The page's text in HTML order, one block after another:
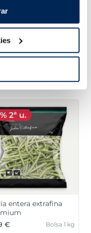
de 10!
entera extrafina
€
Bolsa 1 kg